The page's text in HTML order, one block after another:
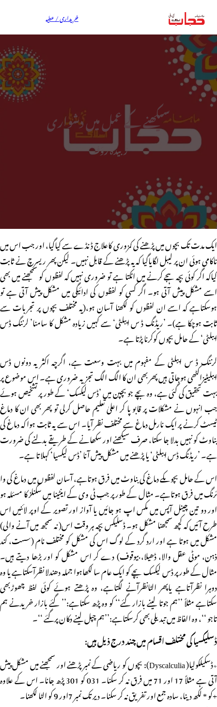
خریداری / عطیہ
سیکھنے کے عمل میں دشواری
زبیدہ رؤف
ایک مدت تک بچوں میں پڑھنے کی کمزوری کاعلاج ڈنڈے سے کیاگیا، اور جب اس میں
ناکامی ہوئی ان پر لیبل لگایاگیا کہ یہ پڑھنے کے قابل نہیں۔ لیکن پھر ریسرچ نے ثابت
کیاکہ اگر کوئی بچہ ہجے کرنے میں اٹکتا ہے تو ضروری نہیں کہ لفظوں کو سمجھنے میں بھی
اسے مشکل پیش آتی ہو۔ اگر کسی کو لفظوں کی ادائیگی میں مشکل پیش آتی ہے تو
ہوسکتاہے کہ اسے ان لفظوں کو لکھنا آسان ہو،(یہ مختلف بچوں پر تجربات سے
ثابت ہوچکا ہے)۔ ’ریڈنگ ڈ س ایبلٹی‘ سے کہیں زیادہ مشکل کا سامنا’ لرننگ ڈس
ایبلٹی‘ کے حامل بچوں کوکرنا پڑتا ہے۔
لرننگ ڈ س ایبلٹی کے مفہوم میں بہت وسعت ہے، اگرچہ اکثر یہ دونوں ڈس
ایبلیٹیزاکٹھی ہوجاتی ہیں پھر بھی ان کا الگ الگ تجزیہ ضروری ہے۔ اس موضوع پر
بہت تحقیق کی گئی ہے، وہ بچے جو بچپن میں ’ڈس لیکسک‘ کے طور پر تشخیص ہوئے
جب انہوں نے مشکلات پر قابو پا کر اعلیٰ تعلیم حاصل کرلی تو پھر بھی ان کا دماغ
ٹیسٹ کرنے پر ایک نارمل دماغ سے مختلف نظر آیا۔ اس سے یہ ثابت ہوا کہ دماغ کی
بناوٹ کو نہیں بدلا جا سکتا، صرف سیکھنے اور سکھانے کے طریقے بدلنے کی ضرورت
ہے۔ ’ریڈنگ ڈس ایبلٹی‘ یا پڑھنے میں مشکل پیش آنا ’ڈس لیکسیا‘ کہلاتا ہے۔
اس کے حامل بچوںکے دماغ کی بناوٹ میں فرق ہوتاہے، آسان لفظوں میں دماغ کی وا
ئرنگ میں فرق ہوتاہے۔ مثال کے طور پر جب ٹی وی کے اینٹینا میں سگنلز کا مسئلہ ہو
اور دو تین چینل آپس میں مکس اپ ہو جائیں یا آواز اور تصویر کے اوپر لائنیں اس
طرح آئیں کہ کچھ سمجھنا مشکل ہو۔ ڈسلیکس بچہ ہر وقت اس( نہ سمجھ میں آنے والی)
مشکل میں ہوتا ہے اور ارد گرد کے لوگ اس کی مشکل کو مختلف نام (سست، کند
ذہن، موٹی عقل والا، ڈھیلا، بیوقوف) دے کر اس مشکل کو اور بڑھا دیتے ہیں۔
مثال کے طور پر ڈس لیکسک بچے کو ایک عام سا لکھاہوا جملہ دھندلا نظرآسکتاہے یا وہ
دوہرا نظرآتاہے یاپھر الٹانظرآنے لگتاہے، وہ پڑھتے ہوئے کوئی لفظ چھوڑبھی
سکتاہے مثلاً ’’ہم جوتا لینے بازار گئے‘‘ کو وہ پڑھ سکتاہے:’’ گئے بازار خریدنے ہم
تاجو ‘‘، وہ الفاظ میں تبدیلی بھی کرسکتاہے:’’ہم چپل لینے دکان پرگئے ‘‘۔
ڈسلیکسیا کی مختلف اقسام میں چند درج ذیل ہیں:
٭ڈسکیلکولیا( Dyscalculia): بچوں کو ریاضی کے نمبر پڑھنے اور سمجھنے میں مشکل پیش
آتی ہے مثلاً 17 اور 71 میں فرق نہ کر سکنا۔ 031 کو 301 پڑھ جانا۔ اس کے علاوہ
+کو * لکھ دینا، سادہ جمع اور تفریق نہ کر سکنا۔ دیر تک نمبر 7اور 9 کو الٹا لکھنا۔